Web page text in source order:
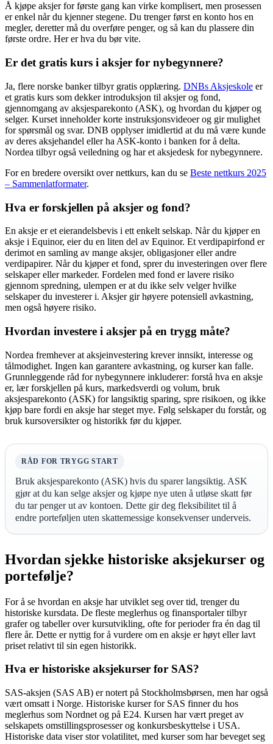
Å kjøpe aksjer for første gang kan virke komplisert, men prosessen
er enkel når du kjenner stegene. Du trenger først en konto hos en
megler, deretter må du overføre penger, og så kan du plassere din
første ordre. Her er hva du bør vite.
Er det gratis kurs i aksjer for nybegynnere?
Ja, flere norske banker tilbyr gratis opplæring. DNBs Aksjeskole er
et gratis kurs som dekker introduksjon til aksjer og fond,
gjennomgang av aksjesparekonto (ASK), og hvordan du kjøper og
selger. Kurset inneholder korte instruksjonsvideoer og gir mulighet
for spørsmål og svar. DNB opplyser imidlertid at du må være kunde
av deres aksjehandel eller ha ASK-konto i banken for å delta.
Nordea tilbyr også veiledning og har et aksjedesk for nybegynnere.
For en bredere oversikt over nettkurs, kan du se Beste nettkurs 2025
– Sammenlatformater.
Hva er forskjellen på aksjer og fond?
En aksje er et eierandelsbevis i ett enkelt selskap. Når du kjøper en
aksje i Equinor, eier du en liten del av Equinor. Et verdipapirfond er
derimot en samling av mange aksjer, obligasjoner eller andre
verdipapirer. Når du kjøper et fond, sprer du investeringen over flere
selskaper eller markeder. Fordelen med fond er lavere risiko
gjennom spredning, ulempen er at du ikke selv velger hvilke
selskaper du investerer i. Aksjer gir høyere potensiell avkastning,
men også høyere risiko.
Hvordan investere i aksjer på en trygg måte?
Nordea fremhever at aksjeinvestering krever innsikt, interesse og
tålmodighet. Ingen kan garantere avkastning, og kurser kan falle.
Grunnleggende råd for nybegynnere inkluderer: forstå hva en aksje
er, lær forskjellen på kurs, markedsverdi og volum, bruk
aksjesparekonto (ASK) for langsiktig sparing, spre risikoen, og ikke
kjøp bare fordi en aksje har steget mye. Følg selskaper du forstår, og
bruk kursoversikter og historikk før du kjøper.
RÅD FOR TRYGG START
Bruk aksjesparekonto (ASK) hvis du sparer langsiktig. ASK
gjør at du kan selge aksjer og kjøpe nye uten å utløse skatt før
du tar penger ut av kontoen. Dette gir deg fleksibilitet til å
endre porteføljen uten skattemessige konsekvenser underveis.
Hvordan sjekke historiske aksjekurser og
portefølje?
For å se hvordan en aksje har utviklet seg over tid, trenger du
historiske kursdata. De fleste meglerhus og finansportaler tilbyr
grafer og tabeller over kursutvikling, ofte for perioder fra én dag til
flere år. Dette er nyttig for å vurdere om en aksje er høyt eller lavt
priset relativt til sin egen historikk.
Hva er historiske aksjekurser for SAS?
SAS-aksjen (SAS AB) er notert på Stockholmsbørsen, men har også
vært omsatt i Norge. Historiske kurser for SAS finner du hos
meglerhus som Nordnet og på E24. Kursen har vært preget av
selskapets omstillingsprosesser og konkursbeskyttelse i USA.
Historiske data viser stor volatilitet, med kurser som har beveget seg